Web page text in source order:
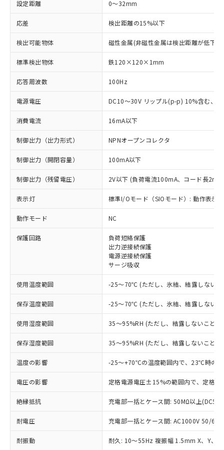
設定距離 0～32mm
応差 検出距離の15%以下
検出可能物体 磁性金属(非磁性金属は検出距離が低下し
標準検出物体 鉄120×120×1mm
応答周波数 100Hz
電源電圧 DC10～30V リップル(p-p) 10%含む、
消費電流 16mA以下
制御出力（出力形式） NPNオープンコレクタ
制御出力（開閉容量） 100mA以下
制御出力（残留電圧） 2V以下 (負荷電流100mA、コード長2m
表示灯 標準I/Oモード（SIOモード）: 動作表示
動作モード NC
保護回路
負荷短絡保護
出力逆接続保護
電源逆接続保護
サージ吸収
使用温度範囲 -25～70℃ (ただし、氷結、結露しないこ
保存温度範囲 -25～70℃ (ただし、氷結、結露しないこ
使用湿度範囲 35～95%RH (ただし、結露しないこと)
保存湿度範囲 35～95%RH (ただし、結露しないこと)
温度の影響 -25～+70℃の温度範囲内で、23℃時の
電圧の影響 定格電源電圧±15%の範囲内で、定格
絶縁抵抗 充電部一括とケース間: 50MΩ以上
耐電圧 充電部一括とケース間: AC1000V 50/
耐振動 耐久: 10～55Hz 複振幅 1.5mm X、Y、Z
ご利用条件
以下の条件をお読みいただき、同意のうえ
本サービスは、当社制御機器事業取扱
商品の当社在庫状況および標準価格
(税抜)を提供させていただくもので
当社制御機器事業取扱商品の中には、
本サービスの対象外となる商品もある
ことをご了承ください。
在庫状況および標準価格照会結果は、
記載している更新日時点での社内デー
※1 対応状況
対応済み：EU RoHS指令（10物質）の
非含有に対応した製品が提供可能な商品で
対応予定：EU RoHS指令（10物質）の非含
商品です。
対応予定なし：EU RoHS指令（10物質）の
非含有に非対応の商品で、対応品を出す予
定はありません。
調査・確認中：EU RoHS指令（10物質）の
非含有の対応状況を調査中または確認中の
非該当品：ライセンス料など無形物で、有
害物質有無と関係のない商品です。
仕入先様の事情により、非含有部品として
いたものが、含有品と判明した場合などや
むを得ず変更することがあります。
*EU RoHS指令（10物質）：
※1 中国RoHS○×表
「○」：最大均質材料含有率が中国RoHSの
基準値以下であることを示します。
「×」：最大均質材料含有率が中国RoHSの
基準値を超えていることを示します。
「－」：未確認です。当社販売部門へお問
い合わせください。
当社は、これら貴社製品のうち、外国
為替および外国貿易法に定める商品
（以下｢規制貨物等」という）を輸出